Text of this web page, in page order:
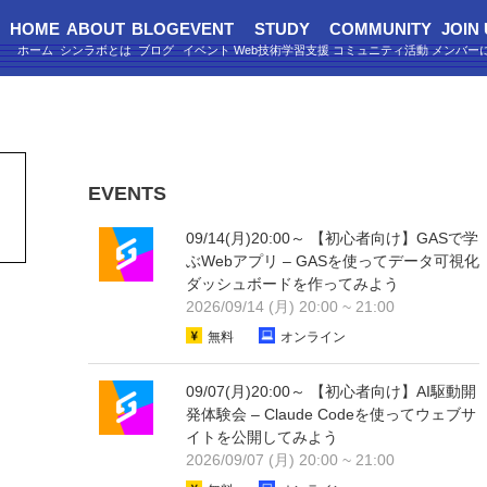
HOME ABOUT BLOGEVENT STUDY COMMUNITY JOIN
EVENTS
09/14(月)20:00～ 【初心者向け】GASで学
ぶWebアプリ – GASを使ってデータ可視化
ダッシュボードを作ってみよう
2026/09/14 (月) 20:00 ~ 21:00
無料 オンライン
09/07(月)20:00～ 【初心者向け】AI駆動開
発体験会 – Claude Codeを使ってウェブサ
イトを公開してみよう
2026/09/07 (月) 20:00 ~ 21:00